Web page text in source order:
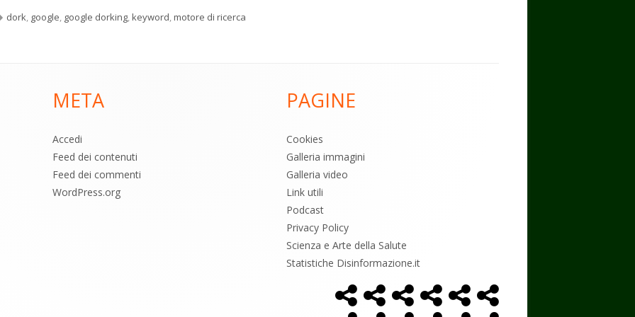
Tag
dork, google, google dorking,keyword,motore di ricerca
META
Accedi
Feed dei contenuti
Feed dei commenti
WordPress.org
PAGINE
Cookies
Galleria immagini
Galleria video
Link utili
Podcast
Privacy Policy
Scienza e Arte della Salute
Statistiche Disinformazione.it
Menù
social
Home
Page
Alimentazione
AmbienteBambiniBiodecodifica
Cancro
ControlloEconomiaEsoterismo
FarmaciMassoneria
NWO